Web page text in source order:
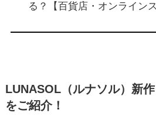
る？【百貨店・オンラインス
LUNASOL（ルナソル）新
をご紹介！